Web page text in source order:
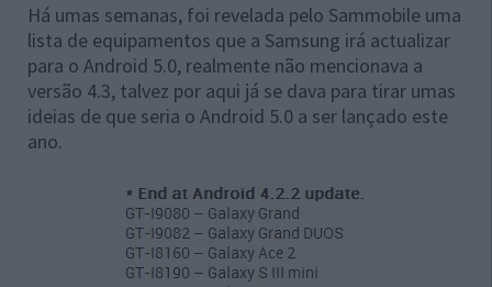
Há umas semanas, foi revelada pelo Sammobile uma
lista de equipamentos que a Samsung irá actualizar
para o Android 5.0, realmente não mencionava a
versão 4.3, talvez por aqui já se dava para tirar umas
ideias de que seria o Android 5.0 a ser lançado este
ano.